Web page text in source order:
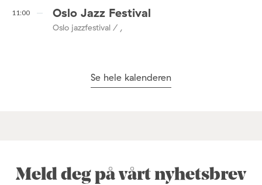
11:00 Oslo Jazz Festival
Oslo jazzfestival / ,
Se hele kalenderen
Meld deg på vårt nyhetsbrev